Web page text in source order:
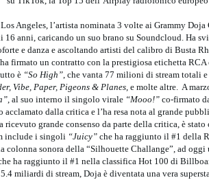
Angeles, l’artista nominata 3 volte ai Grammy
16 anni, caricando un suo brano su Soundcloud. Ha
e danza e ascoltando artisti del calibro di Busta
firmato un contratto con la prestigiosa etichetta
è “So High”, che vanta 77 milioni di stream totali
Vibe, Paper, Pigeons & Planes, e molte altre. A
, al suo interno il singolo virale “Mooo!” co-firmato
acclamato dalla critica e l’ha resa nota al grande
ricevuto grande consenso da parte della critica, è
include i singoli “Juicy” che ha raggiunto il #1 della
colonna sonora della “Silhouette Challange”, ad
ha raggiunto il #1 nella classifica Hot 100 di
5.4 miliardi di stream, Doja è diventata una vera